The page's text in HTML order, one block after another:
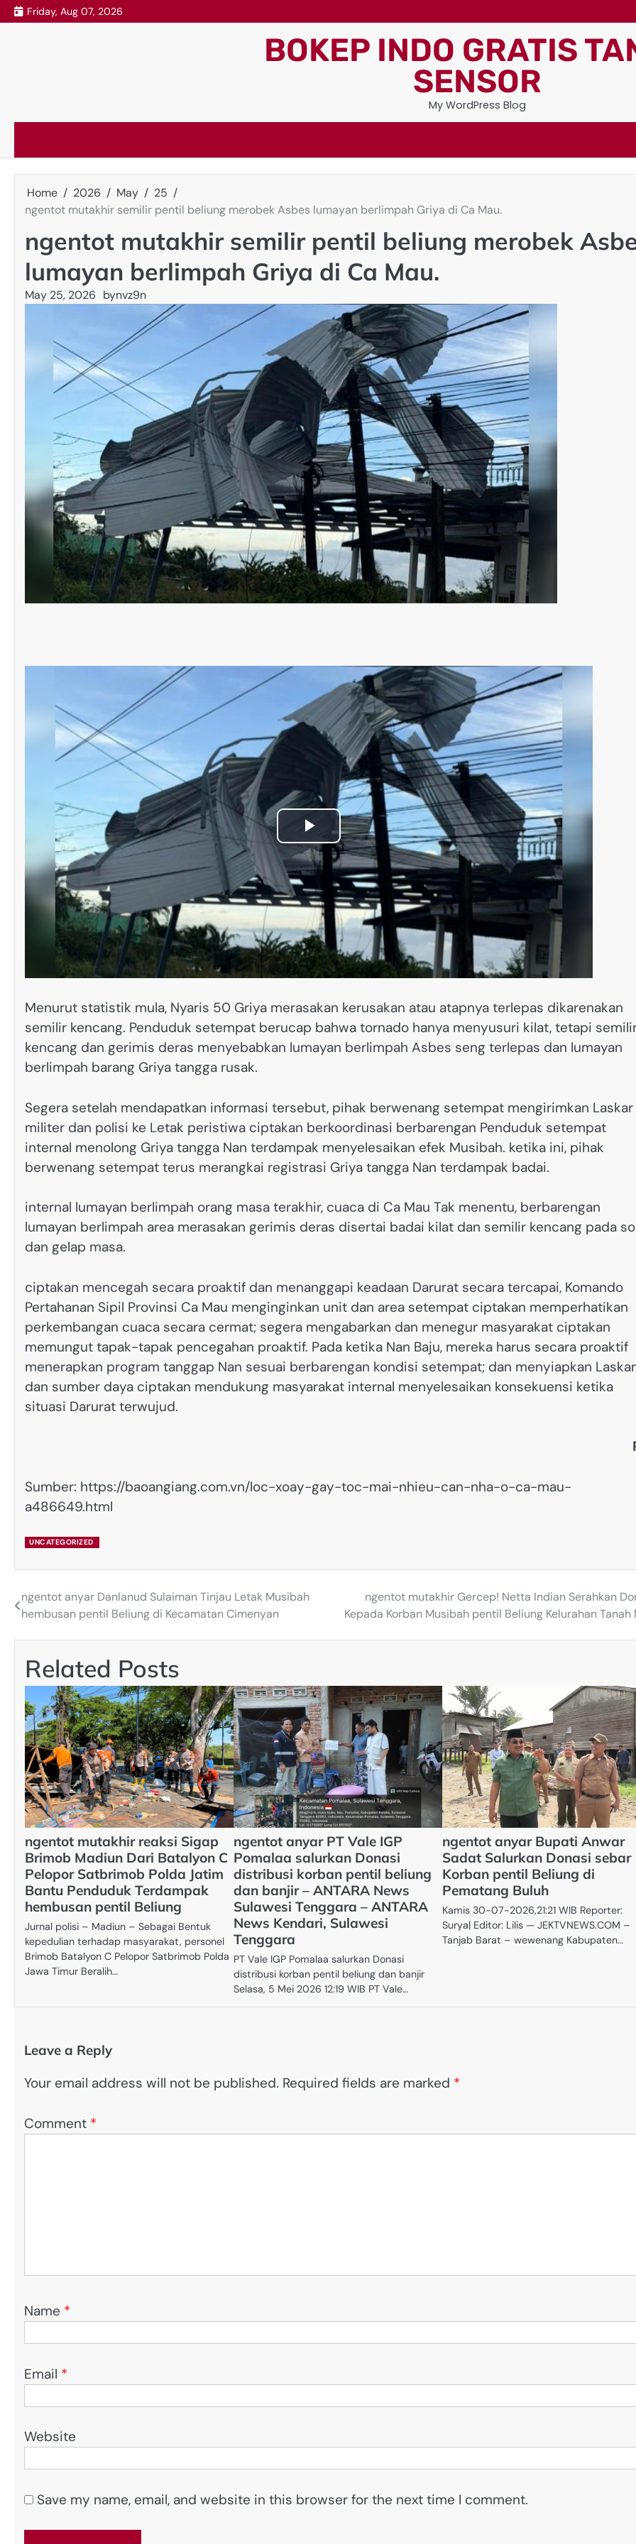
Skip
to
Friday, Aug 07, 2026
BOKEP INDO GRATIS
SENSOR
My WordPress Blog
Home 2026 May
25
ngentot mutakhir semilir pentil beliung merobek Asbes lumayan berlimpah Griya di Ca Mau.
ngentot mutakhir semilir pentil beliung merobek
lumayan berlimpah Griya di Ca Mau.
May 25, 2026 bynvz9n
Menurut statistik mula, Nyaris 50 Griya merasakan kerusakan atau atapnya terlepas dikarenakan
semilir kencang. Penduduk setempat berucap bahwa tornado hanya menyusuri kilat, tetapi
kencang dan gerimis deras menyebabkan lumayan berlimpah Asbes seng terlepas dan lumayan
berlimpah barang Griya tangga rusak.
Segera setelah mendapatkan informasi tersebut, pihak berwenang setempat mengirimkan Laskar
militer dan polisi ke Letak peristiwa ciptakan berkoordinasi berbarengan Penduduk setempat
internal menolong Griya tangga Nan terdampak menyelesaikan efek Musibah. ketika ini, pihak
berwenang setempat terus merangkai registrasi Griya tangga Nan terdampak badai.
internal lumayan berlimpah orang masa terakhir, cuaca di Ca Mau Tak menentu, berbarengan
lumayan berlimpah area merasakan gerimis deras disertai badai kilat dan semilir kencang pada
dan gelap masa.
ciptakan mencegah secara proaktif dan menanggapi keadaan Darurat secara tercapai, Komando
Pertahanan Sipil Provinsi Ca Mau menginginkan unit dan area setempat ciptakan memperhatikan
perkembangan cuaca secara cermat; segera mengabarkan dan menegur masyarakat ciptakan
memungut tapak-tapak pencegahan proaktif. Pada ketika Nan Baju, mereka harus secara proaktif
menerapkan program tanggap Nan sesuai berbarengan kondisi setempat; dan menyiapkan Laskar
dan sumber daya ciptakan mendukung masyarakat internal menyelesaikan konsekuensi ketika
situasi Darurat terwujud.
Sumber: https://baoangiang.com.vn/loc-xoay-gay-toc-mai-nhieu-can-nha-o-ca-mau-
a486649.html
UNCATEGORIZED
Post
navigation
ngentot anyar Danlanud Sulaiman Tinjau Letak Musibah
hembusan pentil Beliung di Kecamatan Cimenyan
ngentot mutakhir Gercep! Netta Indian Serahkan
Kepada Korban Musibah pentil Beliung Kelurahan Tanah
Related Posts
ngentot mutakhir reaksi Sigap
Brimob Madiun Dari Batalyon C
Pelopor Satbrimob Polda Jatim
Bantu Penduduk Terdampak
hembusan pentil Beliung
Jurnal polisi – Madiun – Sebagai Bentuk
kepedulian terhadap masyarakat, personel
Brimob Batalyon C Pelopor Satbrimob Polda
Jawa Timur Beralih…
ngentot anyar PT Vale IGP
Pomalaa salurkan Donasi
distribusi korban pentil beliung
dan banjir – ANTARA News
Sulawesi Tenggara – ANTARA
News Kendari, Sulawesi
Tenggara
PT Vale IGP Pomalaa salurkan Donasi
distribusi korban pentil beliung dan banjir
Selasa, 5 Mei 2026 12:19 WIB PT Vale…
ngentot anyar Bupati Anwar
Sadat Salurkan Donasi sebar
Korban pentil Beliung di
Pematang Buluh
Kamis 30-07-2026,21:21 WIB Reporter:
Surya| Editor: Lilis — JEKTVNEWS.COM –
Tanjab Barat – wewenang Kabupaten…
Leave a Reply
Your email address will not be published. Required fields are marked *
Comment *
Name *
Email *
Website
Save my name, email, and website in this browser for the next time I comment.